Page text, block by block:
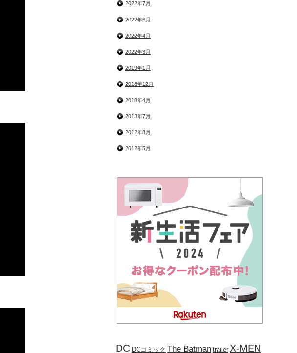
2022年7月
2022年6月
2022年4月
2022年3月
2019年1月
2018年12月
2018年4月
2013年7月
2012年8月
2012年5月
DC DCコミック The Batman trailer X-MEN